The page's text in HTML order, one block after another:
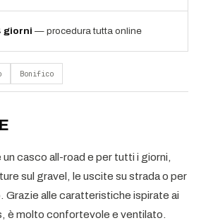
giorni — procedura tutta online
Bonifico
un casco all-road e per tutti i giorni,
sul gravel, le uscite su strada o per
Grazie alle caratteristiche ispirate ai
è molto confortevole e ventilato.